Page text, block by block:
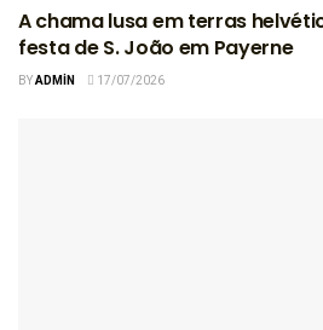
A chama lusa em terras
festa de S. João em Payerne
BYADMIN 17/07/2026